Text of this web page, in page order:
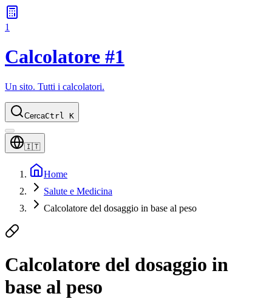
1
Calcolatore #1
Un sito. Tutti i calcolatori.
CercaCtrl K
🇮🇹
Home
Salute e Medicina
Calcolatore del dosaggio in base al peso
Calcolatore del dosaggio in
base al peso